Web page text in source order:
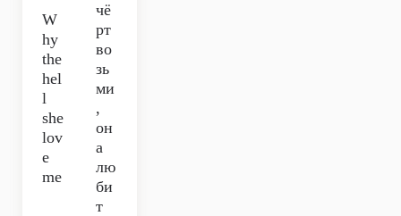
W
hy
the
hel
l
she
lov
e
me
чё
рт
во
зь
ми
,
он
а
лю
би
т